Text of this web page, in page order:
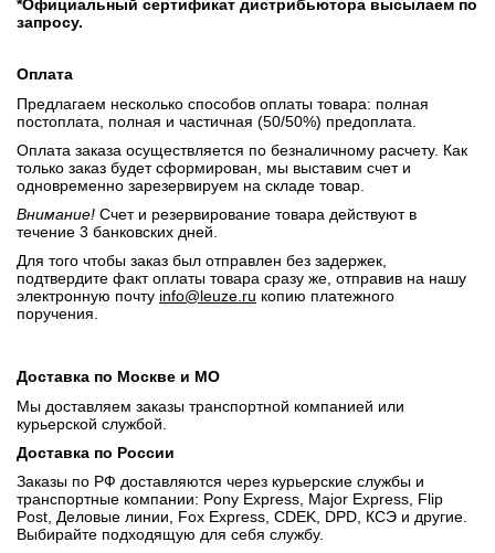
*Официальный сертификат дистрибьютора высылаем по
запросу.
Оплата
Предлагаем несколько способов оплаты товара: полная
постоплата, полная и частичная (50/50%) предоплата.
Оплата заказа осуществляется по безналичному расчету. Как
только заказ будет сформирован, мы выставим счет и
одновременно зарезервируем на складе товар.
Внимание! Счет и резервирование товара действуют в
течение 3 банковских дней.
Для того чтобы заказ был отправлен без задержек,
подтвердите факт оплаты товара сразу же, отправив на нашу
электронную почту info@leuze.ru копию платежного
поручения.
Доставка по Москве и МО
Мы доставляем заказы транспортной компанией или
курьерской службой.
Доставка по России
Заказы по РФ доставляются через курьерские службы и
транспортные компании: Pony Express, Major Express, Flip
Post, Деловые линии, Fox Express, CDEK, DPD, КСЭ и другие.
Выбирайте подходящую для себя службу.